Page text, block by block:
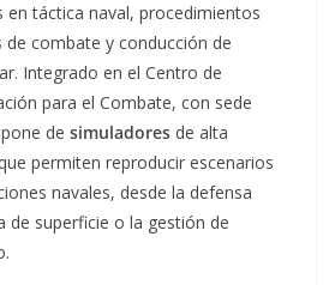
en táctica naval, procedimientos
combate y conducción de
Integrado en el Centro de
para el Combate, con sede
de simuladores de alta
permiten reproducir escenarios
navales, desde la defensa
de superficie o la gestión de